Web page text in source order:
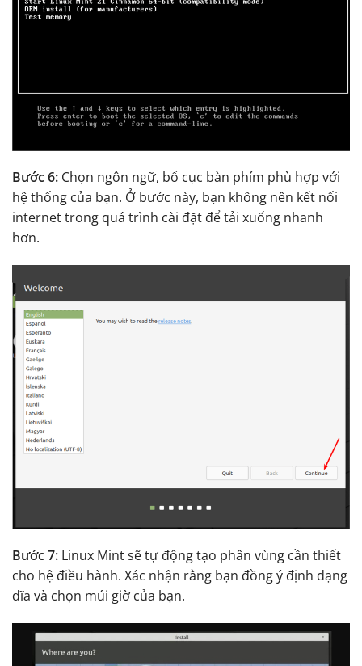
Bước 6: Chọn ngôn ngữ, bố cục bàn phím phù hợp với
hệ thống của bạn. Ở bước này, bạn không nên kết nối
internet trong quá trình cài đặt để tải xuống nhanh
hơn.
Bước 7: Linux Mint sẽ tự động tạo phân vùng cần thiết
cho hệ điều hành. Xác nhận rằng bạn đồng ý định dạng
đĩa và chọn múi giờ của bạn.